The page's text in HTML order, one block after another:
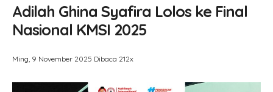
Adilah Ghina Syafira Lolos ke Final
Nasional KMSI 2025
Ming, 9 November 2025 Dibaca 212x